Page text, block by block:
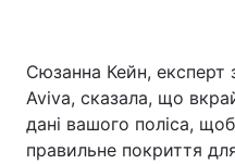
Сюзанна Кейн, експерт
Aviva, сказала, що
дані вашого поліса,
правильне покриття